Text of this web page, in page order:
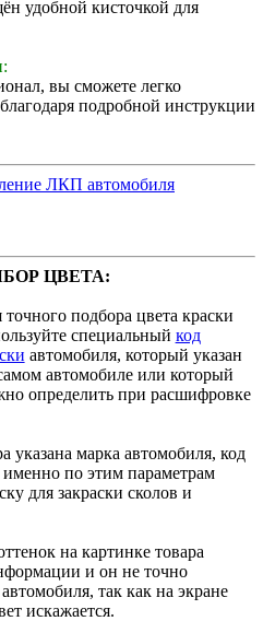
удобной кисточкой для
вы сможете легко
подробной инструкции
ЛКП автомобиля
ЦВЕТА:
точного подбора цвета краски
специальный код
автомобиля, который указан
автомобиле или который
определить при расшифровке
указана марка автомобиля, код
именно по этим параметрам
для закраски сколов и
на картинке товара
и он не точно
так как на экране
искажается.